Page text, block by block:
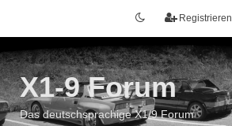
Registrieren
X1-9 Forum
Das deutschsprachige X1/9 Forum